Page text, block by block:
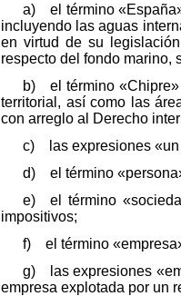
a) el término
incluyendo las aguas
en virtud de su
respecto del fondo marino,
b) el término «Chipre»
territorial, así como las
con arreglo al Derecho
c) las expresiones «un
d) el término
e) el término
impositivos;
f) el término
g) las expresiones
empresa explotada por un